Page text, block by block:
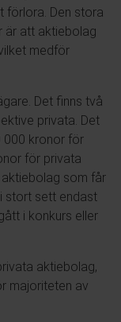
förlora. Den stora
är att aktiebolag
medför
Det finns två
privata. Det
000 kronor för
för privata
som får
stort sett endast
i konkurs eller
aktiebolag,
majoriteten av